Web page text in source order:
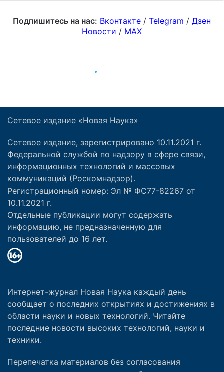
Сетевое издание «Новая Наука»
Сетевое издание, зарегистрировано 10.11.2021 г.
Федеральной службой по надзору в сфере связи,
информационных технологий и массовых
коммуникаций (Роскомнадзор).
Регистрационный номер: Эл № ФС77-82267 от
10.11.2021 г.
Отдельные публикации могут содержать
информацию, не предназначенную для
пользователей до 16 лет.
Интернет-журнал Новая Наука каждый день
сообщает о последних открытиях и достижениях в
области науки и новых технологий. Читайте
последние новости высоких технологий, науки и
техники.
Перепечатка материалов без согласования